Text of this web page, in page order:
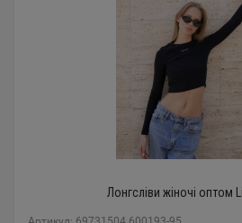
Лонгсліви жіночі оптом